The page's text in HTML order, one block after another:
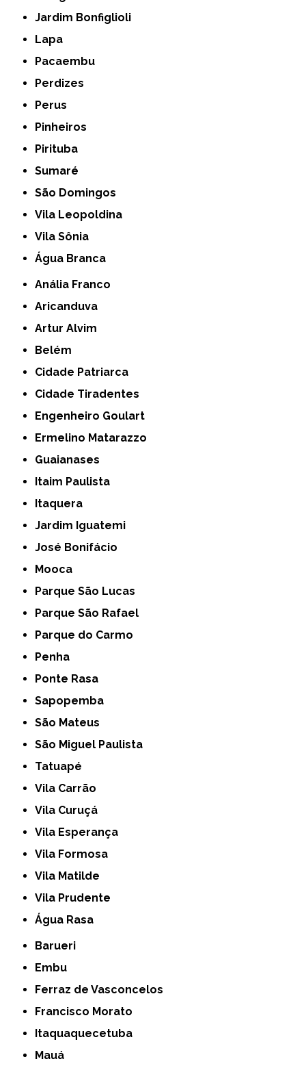
Jardim Bonfiglioli
Lapa
Pacaembu
Perdizes
Perus
Pinheiros
Pirituba
Sumaré
São Domingos
Vila Leopoldina
Vila Sônia
Água Branca
Anália Franco
Aricanduva
Artur Alvim
Belém
Cidade Patriarca
Cidade Tiradentes
Engenheiro Goulart
Ermelino Matarazzo
Guaianases
Itaim Paulista
Itaquera
Jardim Iguatemi
José Bonifácio
Mooca
Parque São Lucas
Parque São Rafael
Parque do Carmo
Penha
Ponte Rasa
Sapopemba
São Mateus
São Miguel Paulista
Tatuapé
Vila Carrão
Vila Curuçá
Vila Esperança
Vila Formosa
Vila Matilde
Vila Prudente
Água Rasa
Barueri
Embu
Ferraz de Vasconcelos
Francisco Morato
Itaquaquecetuba
Mauá